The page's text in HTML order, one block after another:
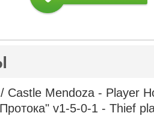
Castle Mendoza - Player
v1-5-0-1 - Thief